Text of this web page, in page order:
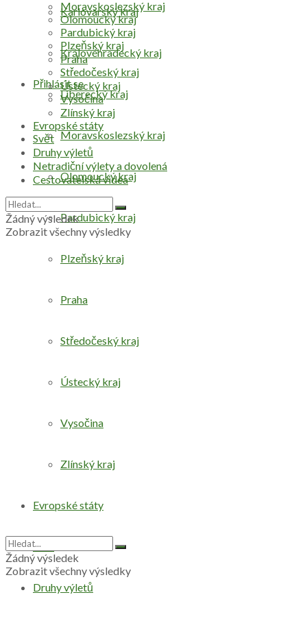
Přihlásit se
Karlovarský kraj
Královéhradecký kraj
Liberecký kraj
Moravskoslezský kraj
Olomoucký kraj
Pardubický kraj
Plzeňský kraj
Praha
Středočeský kraj
Ústecký kraj
Vysočina
Zlínský kraj
Evropské státy
Svět
Druhy výletů
Moravskoslezský kraj
Olomoucký kraj
Pardubický kraj
Plzeňský kraj
Praha
Středočeský kraj
Ústecký kraj
Vysočina
Zlínský kraj
Evropské státy
Svět
Druhy výletů
Netradiční výlety a dovolená
Cestovatelská videa
Žádný výsledek
Zobrazit všechny výsledky
Žádný výsledek
Zobrazit všechny výsledky